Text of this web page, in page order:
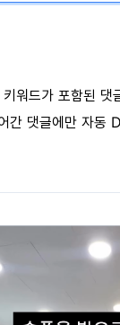
워드가 포함된 댓
댓글에만 자